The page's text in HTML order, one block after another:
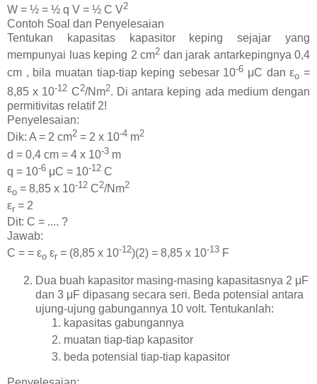
W = ½ = ½ q V = ½ C V2
Contoh Soal dan Penyelesaian
Tentukan kapasitas kapasitor keping sejajar yang
mempunyai luas keping 2 cm2 dan jarak antarkepingnya 0,4
cm , bila muatan tiap-tiap keping sebesar 10-6 μC dan εo=
8,85 x 10-12 C2/Nm2. Di antara keping ada medium dengan
permitivitas relatif 2!
Penyelesaian:
Dik: A = 2 cm2 = 2 x 10-4 m2
d = 0,4 cm = 4 x 10-3 m
q = 10-6 μC = 10-12 C
εo = 8,85 x 10-12 C2/Nm2
εr = 2
Dit: C = .... ?
Jawab:
C = = εo εr = (8,85 x 10-12)(2) = 8,85 x 10-13 F
Dua buah kapasitor masing-masing kapasitasnya 2 μF
dan 3 μF dipasang secara seri. Beda potensial antara
ujung-ujung gabungannya 10 volt. Tentukanlah:
kapasitas gabungannya
muatan tiap-tiap kapasitor
beda potensial tiap-tiap kapasitor